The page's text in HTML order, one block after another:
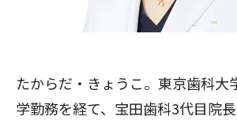
たからだ・きょうこ。東京歯科大
学勤務を経て、宝田歯科3代目院